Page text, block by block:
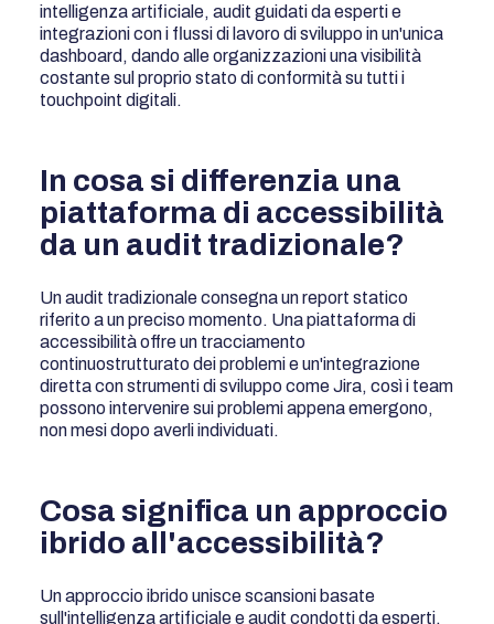
intelligenza artificiale, audit guidati da esperti e
integrazioni con i flussi di lavoro di sviluppo in un'unica
dashboard, dando alle organizzazioni una visibilità
costante sul proprio stato di conformità su tutti i
touchpoint digitali.
In cosa si differenzia una
piattaforma di accessibilità
da un audit tradizionale?
Un audit tradizionale consegna un report statico
riferito a un preciso momento. Una piattaforma di
accessibilità offre un tracciamento
continuostrutturato dei problemi e un'integrazione
diretta con strumenti di sviluppo come Jira, così i team
possono intervenire sui problemi appena emergono,
non mesi dopo averli individuati.
Cosa significa un approccio
ibrido all'accessibilità?
Un approccio ibrido unisce scansioni basate
sull'intelligenza artificiale e audit condotti da esperti.